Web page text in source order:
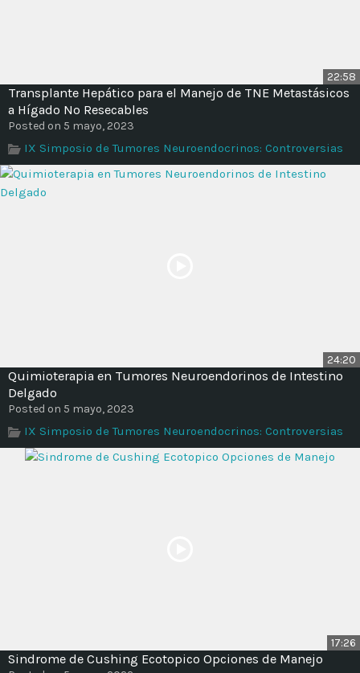
22:58
Transplante Hepático para el Manejo de TNE Metastásicos
a Hígado No Resecables
Posted on 5 mayo, 2023
IX Simposio de Tumores Neuroendocrinos: Controversias
24:20
Quimioterapia en Tumores Neuroendorinos de Intestino
Delgado
Posted on 5 mayo, 2023
IX Simposio de Tumores Neuroendocrinos: Controversias
17:26
Sindrome de Cushing Ecotopico Opciones de Manejo